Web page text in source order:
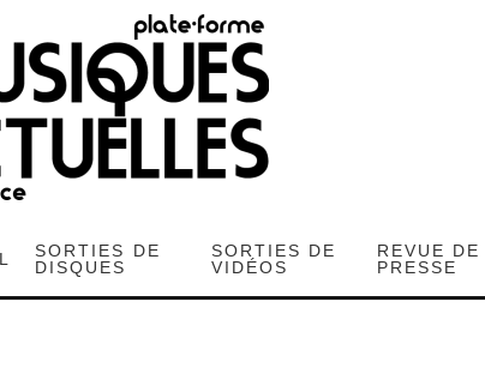
SORTIES DE
DISQUES
SORTIES DE
VIDÉOS
REVUE DE
PRESSE